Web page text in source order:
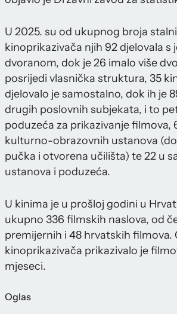
U 2025. su od ukupnog broja
kinoprikazivača njih 92 djelovala s
dvoranom, dok je 26 imalo više
posrijedi vlasnička struktura, 35
djelovalo je samostalno, dok ih je
drugih poslovnih subjekata, i to
poduzeća za prikazivanje filmova,
kulturno-obrazovnih ustanova
pučka i otvorena učilišta) te 22 u
ustanova i poduzeća.
U kinima je u prošloj godini u
ukupno 336 filmskih naslova, od
premijernih i 48 hrvatskih filmova.
kinoprikazivača prikazivalo je
mjeseci.
Oglas